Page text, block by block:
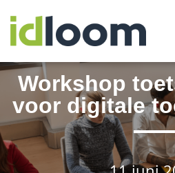
VIVEL
Workshop
voor digitale